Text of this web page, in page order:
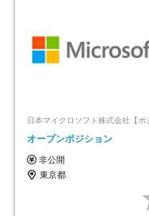
オープンポジション
非公開
東京都